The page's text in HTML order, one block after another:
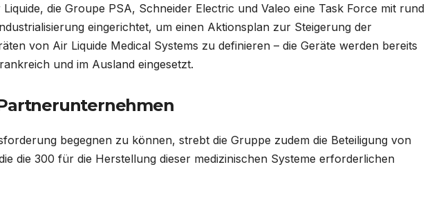
die Groupe PSA, Schneider Electric und Valeo eine Task Force mit rund
eingerichtet, um einen Aktionsplan zur Steigerung der
von Air Liquide Medical Systems zu definieren – die Geräte werden bereits
und im Ausland eingesetzt.
begegnen zu können, strebt die Gruppe zudem die Beteiligung von
die 300 für die Herstellung dieser medizinischen Systeme erforderlichen